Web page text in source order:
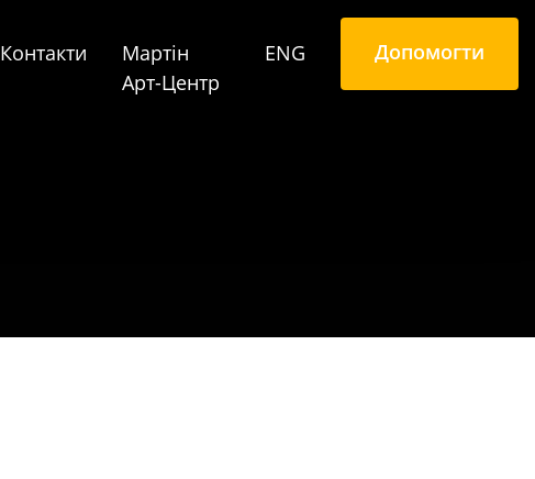
Контакти
Mартін
Арт-Центр
ENG Допомогти